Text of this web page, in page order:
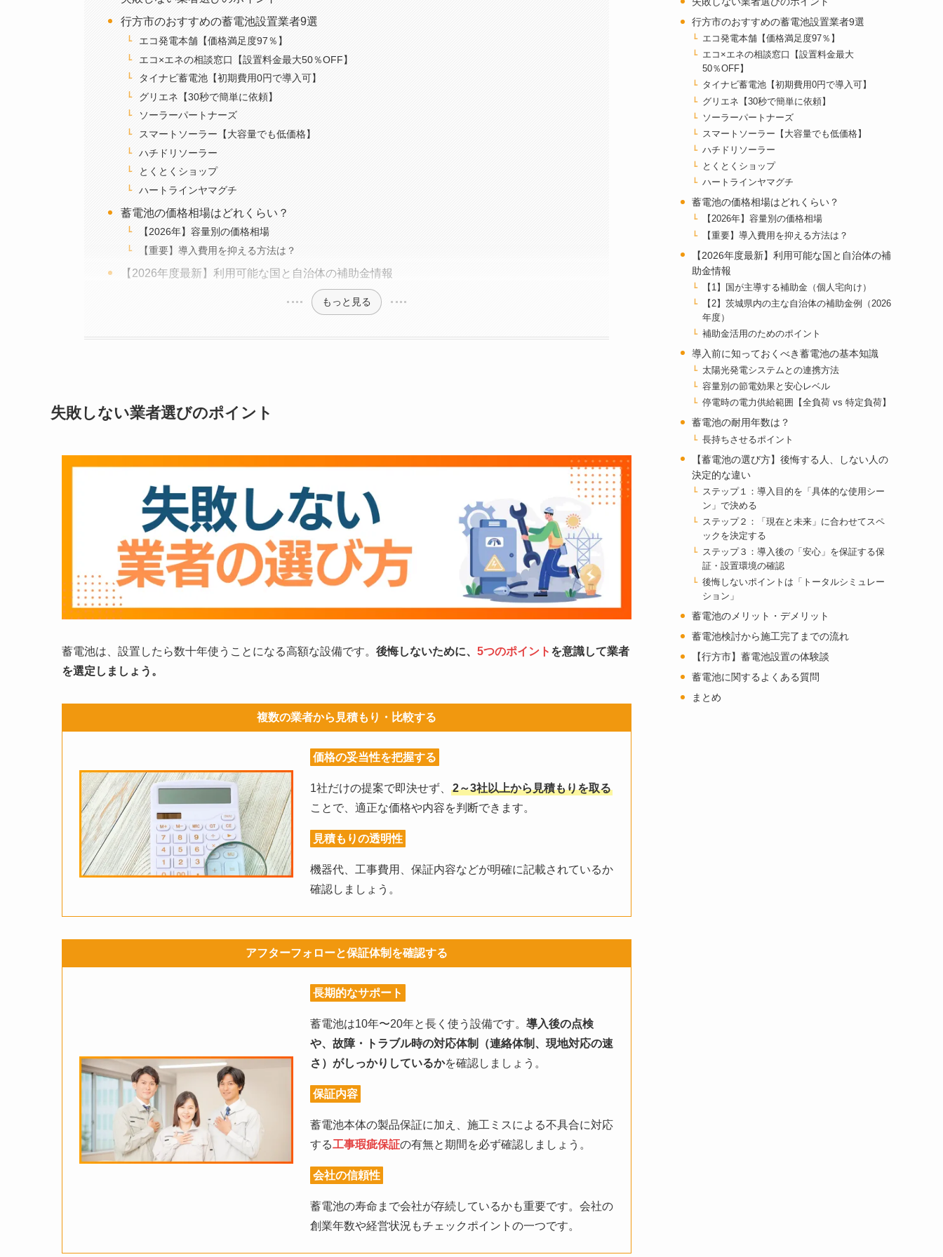
行方市のおすすめの蓄電池設置業者9選
エコ発電本舗【価格満足度97％】
エコ×エネの相談窓口【設置料金最大50％OFF】
タイナビ蓄電池【初期費用0円で導入可】
グリエネ【30秒で簡単に依頼】
ソーラーパートナーズ
スマートソーラー【大容量でも低価格】
ハチドリソーラー
とくとくショップ
ハートラインヤマグチ
蓄電池の価格相場はどれくらい？
【2026年】容量別の価格相場
【重要】導入費用を抑える方法は？
【2026年度最新】利用可能な国と自治体の補助金情報
もっと見る
失敗しない業者選びのポイント
蓄電池は、設置したら数十年使うことになる高額な設備です。 後悔しないために、 5つのポイント を意識して業者
を選定しましょう。
複数の業者から見積もり・比較する
価格の妥当性を把握する
1社だけの提案で即決せず、
2～3社以上から見積もりを取る
ことで、適正な価格や内容を判断できます。
見積もりの透明性
機器代、工事費用、保証内容などが明確に記載されているか
確認しましょう。
アフターフォローと保証体制を確認する
長期的なサポート
蓄電池は10年〜20年と長く使う設備です。 導入後の点検
や、故障・トラブル時の対応体制（連絡体制、現地対応の速
さ）がしっかりしているかを確認しましょう。
保証内容
蓄電池本体の製品保証に加え、施工ミスによる不具合に対応
する工事瑕疵保証の有無と期間を必ず確認しましょう。
会社の信頼性
蓄電池の寿命まで会社が存続しているかも重要です。会社の
創業年数や経営状況もチェックポイントの一つです。
行方市のおすすめの蓄電池設置業者9選
エコ発電本舗【価格満足度97％】
エコ×エネの相談窓口【設置料金最大
50％OFF】
タイナビ蓄電池【初期費用0円で導入可】
グリエネ【30秒で簡単に依頼】
ソーラーパートナーズ
スマートソーラー【大容量でも低価格】
ハチドリソーラー
とくとくショップ
ハートラインヤマグチ
蓄電池の価格相場はどれくらい？
【2026年】容量別の価格相場
【重要】導入費用を抑える方法は？
【2026年度最新】利用可能な国と自治体の補
助金情報
【1】国が主導する補助金（個人宅向け）
【2】茨城県内の主な自治体の補助金例（2026
年度）
補助金活用のためのポイント
導入前に知っておくべき蓄電池の基本知識
太陽光発電システムとの連携方法
容量別の節電効果と安心レベル
停電時の電力供給範囲【全負荷 vs 特定負荷】
蓄電池の耐用年数は？
長持ちさせるポイント
【蓄電池の選び方】後悔する人、しない人の
決定的な違い
ステップ１：導入目的を「具体的な使用シー
ン」で決める
ステップ２：「現在と未来」に合わせてスペ
ックを決定する
ステップ３：導入後の「安心」を保証する保
証・設置環境の確認
後悔しないポイントは「トータルシミュレー
ション」
蓄電池のメリット・デメリット
蓄電池検討から施工完了までの流れ
【行方市】蓄電池設置の体験談
蓄電池に関するよくある質問
まとめ